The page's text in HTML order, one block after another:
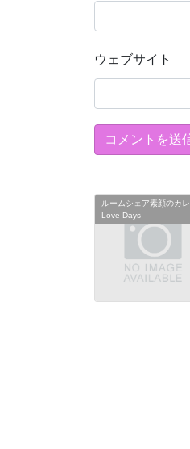
ウェブサイト
ルームシェア素顔のカレ
Love Days